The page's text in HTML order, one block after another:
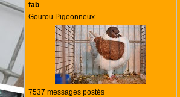
fab
Gourou Pigeonneux
7537 messages postés